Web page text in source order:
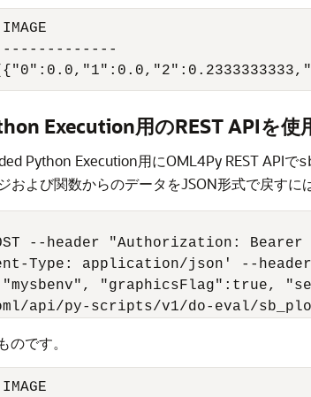
Execution用のREST APIを
Python Execution用にOML4Py REST APIで
および関数からのデータをJSON形式で戻すには
--header "Authorization:
Type: application/json' --
"graphicsFlag":true,
api/py-scripts/v1/do-eval/
のです。